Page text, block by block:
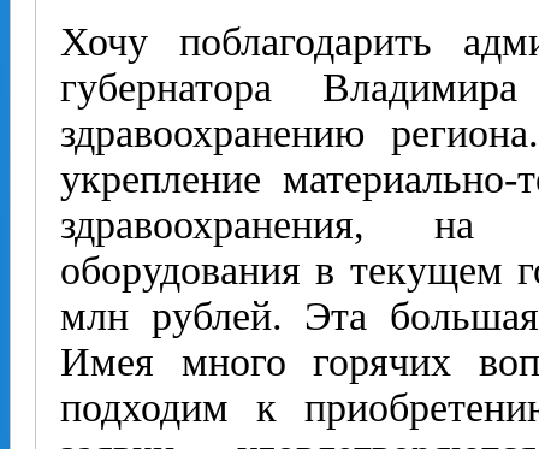
Хочу поблагодарить
губернатора
здравоохранению
укрепление
здравоохранения,
оборудования в текущем
млн рублей. Эта
Имея много горячих
подходим к